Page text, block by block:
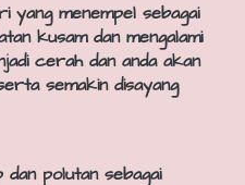
yang menempel sebagai
kusam dan mengalami
cerah dan anda akan
semakin disayang